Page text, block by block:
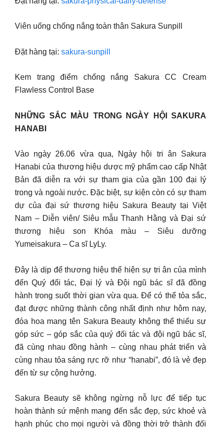
Viên uống chống nắng toàn thân Sakura Sunpill
Đặt hàng tại: sakura-sunpill
Kem trang điểm chống nắng Sakura CC Cream
Flawless Control Base
NHỮNG SẮC MÀU TRONG NGÀY HỘI SAKURA
HANABI
Vào ngày 26.06 vừa qua, Ngày hội tri ân Sakura
Hanabi của thương hiệu dược mỹ phẩm cao cấp Nhật
Bản đã diễn ra với sự tham gia của gần 100 đại lý
trong và ngoài nước. Đặc biệt, sự kiện còn có sự tham
dự của đại sứ thương hiệu Sakura Beauty tại Việt
Nam – Diễn viên/ Siêu mẫu Thanh Hằng và Đại sứ
thương hiệu son Khóa màu – Siêu dưỡng
Yumeisakura – Ca sĩ LyLy.
Đây là dịp để thương hiệu thể hiện sự tri ân của mình
đến Quý đối tác, Đại lý và Đội ngũ bác sĩ đã đồng
hành trong suốt thời gian vừa qua. Để có thể tỏa sắc,
đạt được những thành công nhất định như hôm nay,
đóa hoa mang tên Sakura Beauty không thể thiếu sự
góp sức – góp sắc của quý đối tác và đội ngũ bác sĩ,
đã cùng nhau đồng hành – cùng nhau phát triển và
cùng nhau tỏa sáng rực rỡ như “hanabi”, đó là vẻ đẹp
đến từ sự cộng hưởng.
Sakura Beauty sẽ không ngừng nỗ lực để tiếp tục
hoàn thành sứ mệnh mang đến sắc đẹp, sức khoẻ và
hạnh phúc cho mọi người và đồng thời trở thành đối